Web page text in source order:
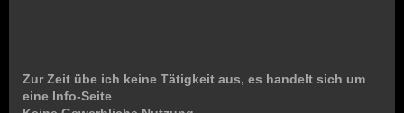
Zur Zeit übe ich keine Tätigkeit aus, es handelt sich um
eine Info-Seite